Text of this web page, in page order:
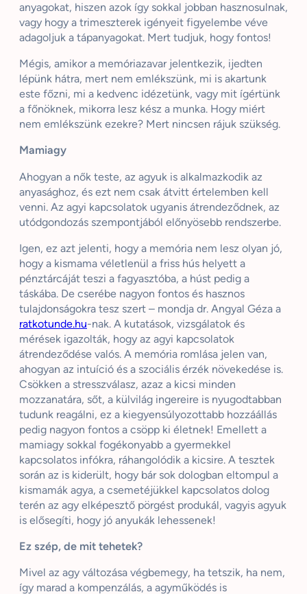
anyagokat, hiszen azok így sokkal jobban hasznosulnak,
vagy hogy a trimeszterek igényeit figyelembe véve
adagoljuk a tápanyagokat. Mert tudjuk, hogy fontos!
Mégis, amikor a memóriazavar jelentkezik, ijedten
lépünk hátra, mert nem emlékszünk, mi is akartunk
este főzni, mi a kedvenc idézetünk, vagy mit ígértünk
a főnöknek, mikorra lesz kész a munka. Hogy miért
nem emlékszünk ezekre? Mert nincsen rájuk szükség.
Mamiagy
Ahogyan a nők teste, az agyuk is alkalmazkodik az
anyasághoz, és ezt nem csak átvitt értelemben kell
venni. Az agyi kapcsolatok ugyanis átrendeződnek, az
utódgondozás szempontjából előnyösebb rendszerbe.
Igen, ez azt jelenti, hogy a memória nem lesz olyan jó,
hogy a kismama véletlenül a friss hús helyett a
pénztárcáját teszi a fagyasztóba, a húst pedig a
táskába. De cserébe nagyon fontos és hasznos
tulajdonságokra tesz szert – mondja dr. Angyal Géza a
ratkotunde.hu-nak. A kutatások, vizsgálatok és
mérések igazolták, hogy az agyi kapcsolatok
átrendeződése valós. A memória romlása jelen van,
ahogyan az intuíció és a szociális érzék növekedése is.
Csökken a stresszválasz, azaz a kicsi minden
mozzanatára, sőt, a külvilág ingereire is nyugodtabban
tudunk reagálni, ez a kiegyensúlyozottabb hozzáállás
pedig nagyon fontos a csöpp ki életnek! Emellett a
mamiagy sokkal fogékonyabb a gyermekkel
kapcsolatos infókra, ráhangolódik a kicsire. A tesztek
során az is kiderült, hogy bár sok dologban eltompul a
kismamák agya, a csemetéjükkel kapcsolatos dolog
terén az agy elképesztő pörgést produkál, vagyis agyuk
is elősegíti, hogy jó anyukák lehessenek!
Ez szép, de mit tehetek?
Mivel az agy változása végbemegy, ha tetszik, ha nem,
így marad a kompenzálás, a agyműködés is